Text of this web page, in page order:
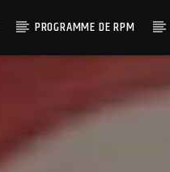
PROGRAMME DE RPM